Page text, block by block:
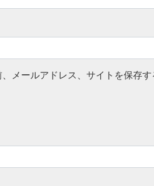
メールアドレス、サイトを保存す